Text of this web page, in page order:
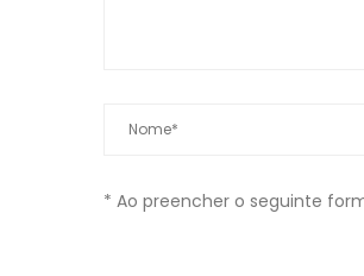
* Ao preencher o seguinte